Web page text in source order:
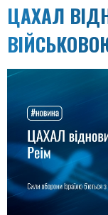
ЦАХАЛ